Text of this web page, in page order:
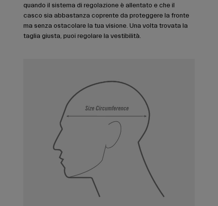
quando il sistema di regolazione è allentato e che il
casco sia abbastanza coprente da proteggere la fronte
ma senza ostacolare la tua visione. Una volta trovata la
taglia giusta, puoi regolare la vestibilità.